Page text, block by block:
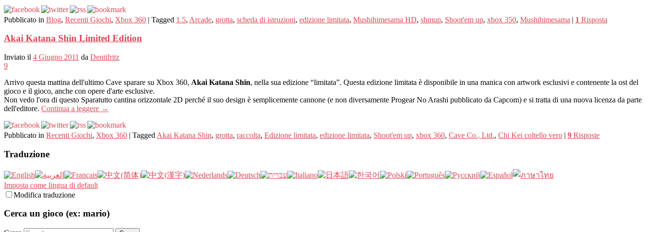
Pubblicato in Blog, Recenti Giochi, Xbox 360 | Tagged 1.5, Arcade, grotta, scheda di istruzioni, edizione limitata, Mushihimesama HD, shmup, Shoot'em up, xbox 350, Mushihimesama | 1 Risposta
Akai Katana Shin Limited Edition
Inviato il 4 Giugno 2011 da Dentifritz
9
Arrivo questa mattina dell'ultimo Cave sparare su Xbox 360, Akai Katana Shin, nella sua edizione “limitata”. Questa edizione limitata è disponibile in una manica con artwork esclusivi e contenente la ost del
gioco e il gioco, anche con opere d'arte esclusive.
Non vedo l'ora di questo Sparatutto cantina orizzontale 2D perché il suo design è semplicemente cannone (e non diversamente Progear No Arashi pubblicato da Capcom) e si tratta di una nuova licenza da parte
dell'editore. Continua a leggere →
Pubblicato in Recenti Giochi, Xbox 360 | Tagged Akai Katana Shin, grotta, raccolta, Edizione limitata, edizione limitata, Shoot'em up, xbox 360, Cave Co., Ltd., Chi Kei coltello vero | 9 Risposte
Traduzione
Imposta come lingua di default
Modifica traduzione
Cerca un gioco (ex: mario)